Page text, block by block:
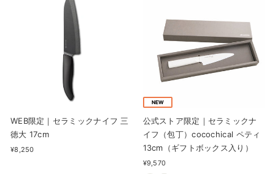
WEB限定｜セラミックナイフ 三
徳大 17cm
¥8,250
NEW
公式ストア限定｜セラミックナ
イフ（包丁）cocochical ペティ
13cm（ギフトボックス入り）
¥9,570